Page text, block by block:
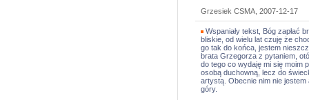
Grzesiek CSMA, 2007-12-17
Wspaniały tekst, Bóg zapłać
bliskie, od wielu lat czuję że
go tak do końca, jestem
brata Grzegorza z pytaniem,
do tego co wydaję mi się moim
osobą duchowną, lecz do
artystą. Obecnie nim nie
góry.